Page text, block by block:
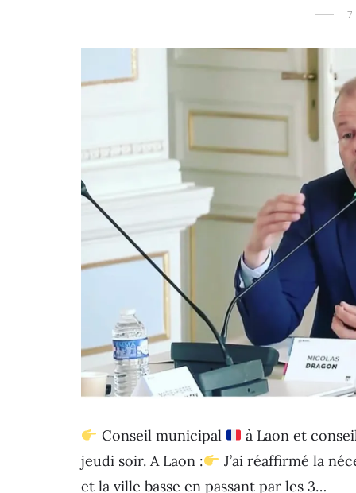
Conseil municipal
à Laon et
jeudi soir. A Laon :
J’ai réaffirmé la
et la ville basse en passant par les 3…